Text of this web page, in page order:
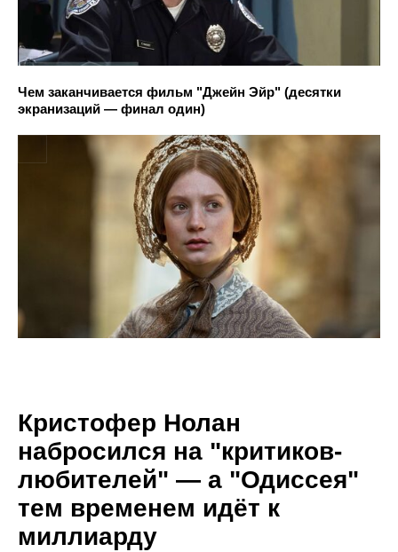
Чем заканчивается фильм "Джейн Эйр" (десятки
экранизаций — финал один)
Кристофер Нолан
набросился на "критиков-
любителей" — а "Одиссея"
тем временем идёт к
миллиарду